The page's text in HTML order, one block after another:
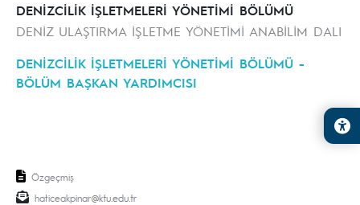
DENİZCİLİK İŞLETMELERİ YÖNETİMİ BÖLÜMÜ
DENİZ ULAŞTIRMA İŞLETME YÖNETİMİ ANABİLİM DALI
DENİZCİLİK İŞLETMELERİ YÖNETİMİ BÖLÜMÜ -
BÖLÜM BAŞKAN YARDIMCISI
Özgeçmiş
haticeakpinar